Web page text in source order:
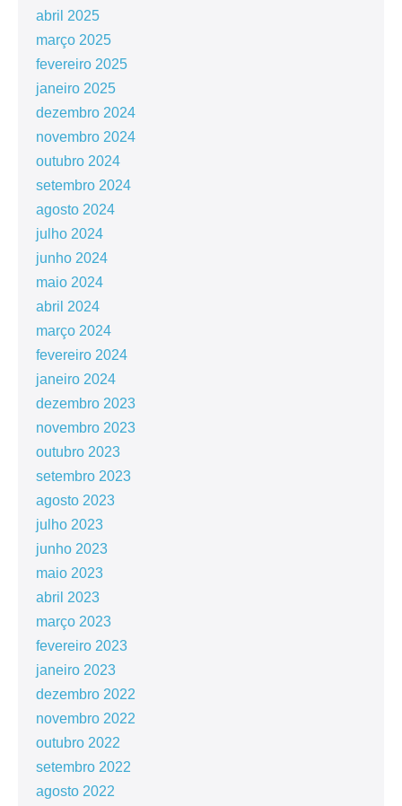
abril 2025
março 2025
fevereiro 2025
janeiro 2025
dezembro 2024
novembro 2024
outubro 2024
setembro 2024
agosto 2024
julho 2024
junho 2024
maio 2024
abril 2024
março 2024
fevereiro 2024
janeiro 2024
dezembro 2023
novembro 2023
outubro 2023
setembro 2023
agosto 2023
julho 2023
junho 2023
maio 2023
abril 2023
março 2023
fevereiro 2023
janeiro 2023
dezembro 2022
novembro 2022
outubro 2022
setembro 2022
agosto 2022